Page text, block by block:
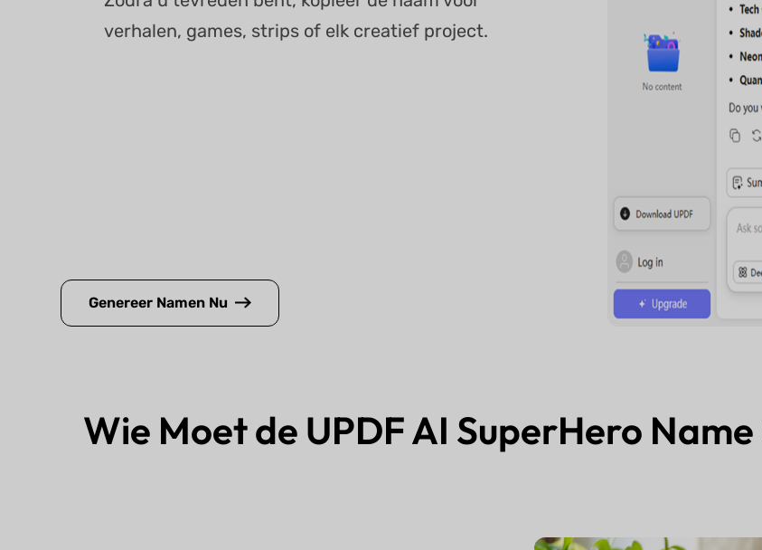
verhalen, games, strips of elk creatief project.
Genereer Namen Nu
Wie Moet de UPDF AI SuperHero